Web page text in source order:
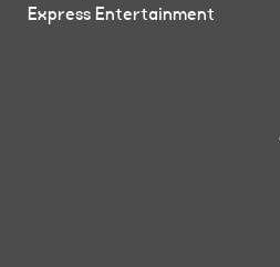
Express Entertainment